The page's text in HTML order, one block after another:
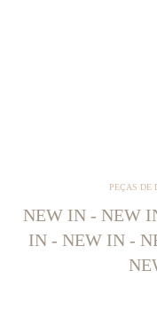
PEÇAS DE
NEW IN - NEW
IN - NEW IN -